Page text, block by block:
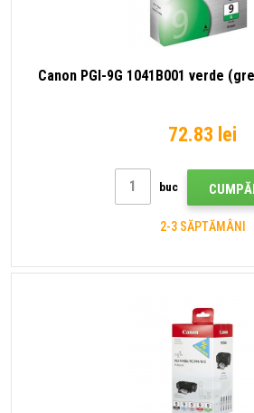
Canon PGI-9G 1041B001 verde
72.83 lei
buc
2-3 SĂPTĂMÂNI